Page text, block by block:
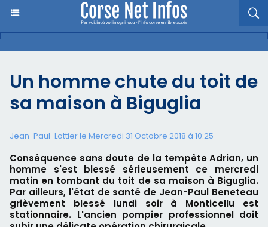
Un homme chute du toit de
sa maison à Biguglia
Jean-Paul-Lottier le Mercredi 31 Octobre 2018 à 10:25
Conséquence sans doute de la tempête Adrian, un
homme s'est blessé sérieusement ce mercredi
matin en tombant du toit de sa maison à Biguglia.
Par ailleurs, l'état de santé de Jean-Paul Beneteau
grièvement blessé lundi soir à Monticellu est
stationnaire. L'ancien pompier professionnel doit